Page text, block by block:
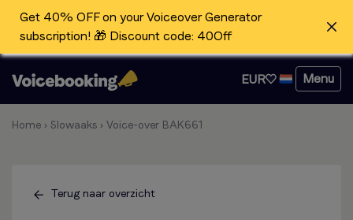
Get 40% OFF on your Voiceover Generator
subscription! 🎁 Discount code: 40Off
EUR Menu
Home › Slowaaks › Voice-over BAK661
Terug naar overzicht